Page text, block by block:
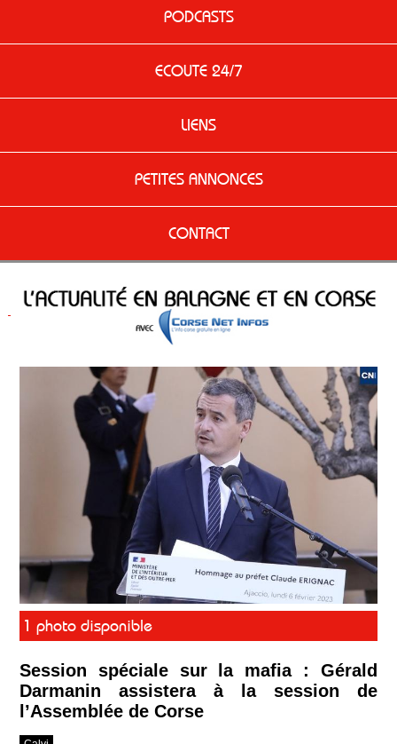
PODCASTS
ECOUTE 24/7
LIENS
PETITES ANNONCES
CONTACT
1 photo disponible
Session spéciale sur la mafia : Gérald
Darmanin assistera à la session de
l’Assemblée de Corse